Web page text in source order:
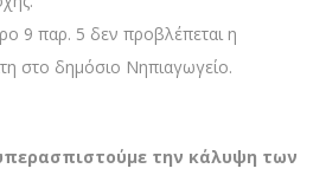
9 παρ. 5 δεν προβλέπεται η
στο δημόσιο Νηπιαγωγείο.
την κάλυψη των